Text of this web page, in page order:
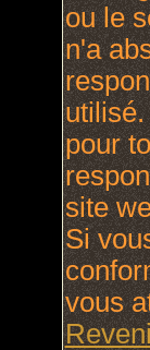
ou le
n'a
pour
site
Si
vous